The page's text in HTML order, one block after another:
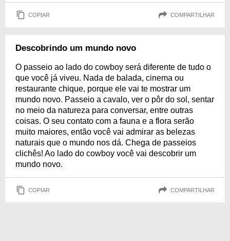
COPIAR COMPARTILHAR
Descobrindo um mundo novo
O passeio ao lado do cowboy será diferente de tudo o
que você já viveu. Nada de balada, cinema ou
restaurante chique, porque ele vai te mostrar um
mundo novo. Passeio a cavalo, ver o pôr do sol, sentar
no meio da natureza para conversar, entre outras
coisas. O seu contato com a fauna e a flora serão
muito maiores, então você vai admirar as belezas
naturais que o mundo nos dá. Chega de passeios
clichês! Ao lado do cowboy você vai descobrir um
mundo novo.
COPIAR COMPARTILHAR